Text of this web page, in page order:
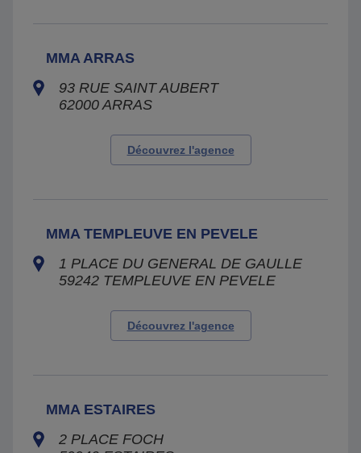
MMA ARRAS
93 RUE SAINT AUBERT
62000 ARRAS
Découvrez l'agence
MMA TEMPLEUVE EN PEVELE
1 PLACE DU GENERAL DE GAULLE
59242 TEMPLEUVE EN PEVELE
Découvrez l'agence
MMA ESTAIRES
2 PLACE FOCH